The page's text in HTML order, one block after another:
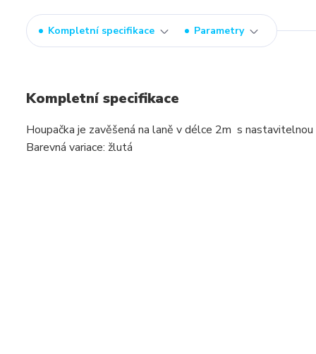
Kompletní specifikace Parametry
Kompletní specifikace
Houpačka je zavěšená na laně v délce 2m s nastavitelnou
Barevná variace: žlutá